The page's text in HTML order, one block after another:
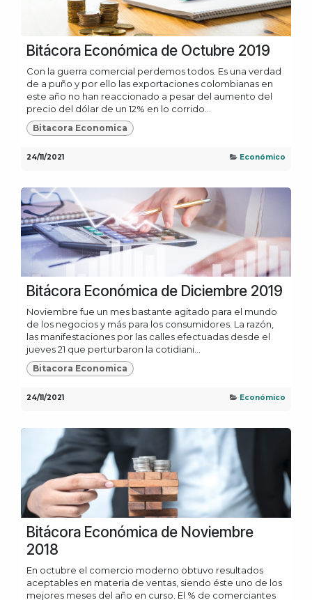
Bitácora Económica de Octubre 2019
Con la guerra comercial perdemos todos. Es una verdad
de a puño y por ello las exportaciones colombianas en
este año no han reaccionado a pesar del aumento del
precio del dólar de un 12% en lo corrido...
Bitacora Economica
24/11/2021 Económico
Bitácora Económica de Diciembre 2019
Noviembre fue un mes bastante agitado para el mundo
de los negocios y más para los consumidores. La razón,
las manifestaciones por las calles efectuadas desde el
jueves 21 que perturbaron la cotidiani...
Bitacora Economica
24/11/2021 Económico
Bitácora Económica de Noviembre
2018
En octubre el comercio moderno obtuvo resultados
aceptables en materia de ventas, siendo éste uno de los
mejores meses del año en curso. El % de comerciantes